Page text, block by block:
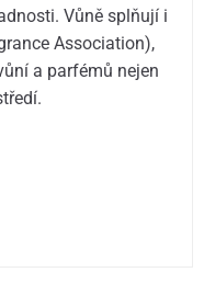
Vůně splňují i
Association),
a parfémů nejen